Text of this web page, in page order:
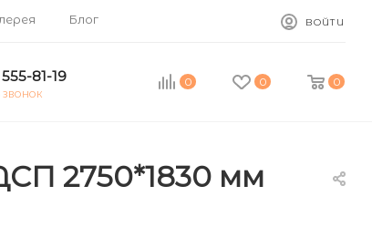
Блог ВОЙТИ
81-19
ЗВОНОК
0 0 0
2750*1830 мм